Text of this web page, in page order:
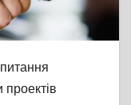
проектів